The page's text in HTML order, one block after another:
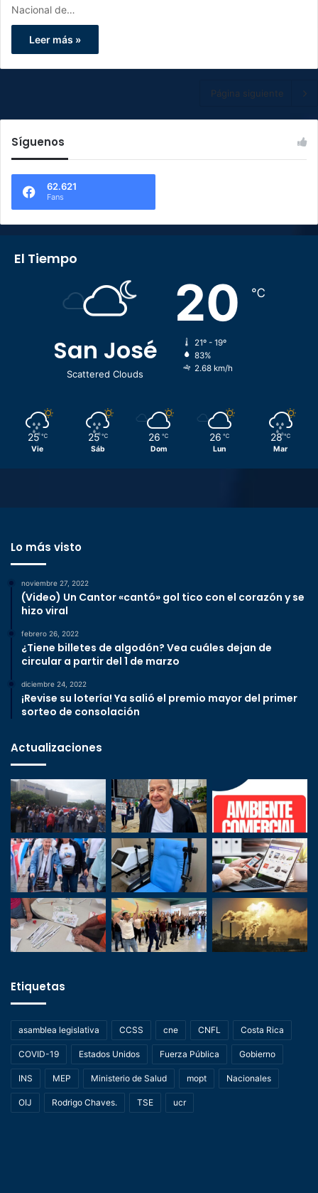
Nacional de…
Leer más »
Página siguiente
Síguenos
62.621
Fans
El Tiempo
San José
Scattered Clouds
20 ℃
21º - 19º
83%
2.68 km/h
25 ℃
Vie
25 ℃
Sáb
26 ℃
Dom
26 ℃
Lun
28 ℃
Mar
Lo más visto
noviembre 27, 2022
(Video) Un Cantor «cantó» gol tico con el corazón y se
hizo viral
febrero 26, 2022
¿Tiene billetes de algodón? Vea cuáles dejan de
circular a partir del 1 de marzo
diciembre 24, 2022
¡Revise su lotería! Ya salió el premio mayor del primer
sorteo de consolación
Actualizaciones
Etiquetas
asamblea legislativa CCSS cne CNFL Costa Rica
COVID-19 Estados Unidos Fuerza Pública Gobierno
INS MEP Ministerio de Salud mopt Nacionales
OIJ Rodrigo Chaves. TSE ucr